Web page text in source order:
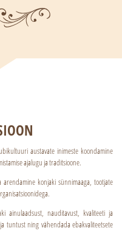
austavate inimeste koondamine
ajalugu ja traditsioone.
arendamine konjaki sünnimaaga, tootjate
ainulaadsust, nauditavust, kvaliteeti ja
tuntust ning vähendada ebakvaliteetsete